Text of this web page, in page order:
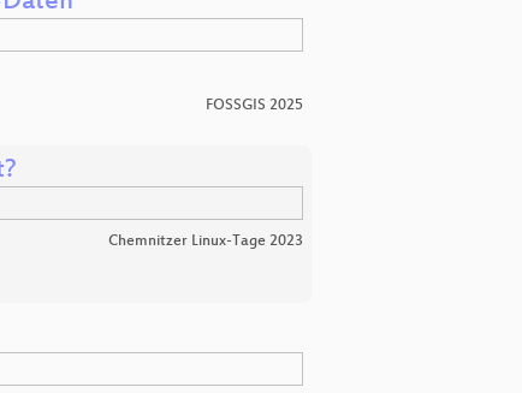
FOSSGIS 2025
Chemnitzer Linux-Tage 2023